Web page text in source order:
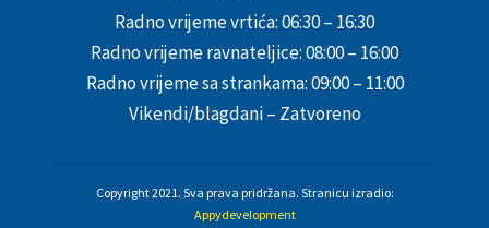
Radno vrijeme vrtića: 06:30 – 16:30
Radno vrijeme ravnateljice: 08:00 – 16:00
Radno vrijeme sa strankama: 09:00 – 11:00
Vikendi/blagdani – Zatvoreno
Copyright 2021. Sva prava pridržana. Stranicu izradio:
Appydevelopment